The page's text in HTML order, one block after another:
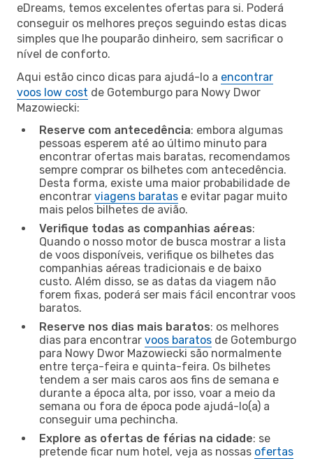
eDreams, temos excelentes ofertas para si. Poderá
conseguir os melhores preços seguindo estas dicas
simples que lhe pouparão dinheiro, sem sacrificar o
nível de conforto.
Aqui estão cinco dicas para ajudá-lo a encontrar
voos low cost de Gotemburgo para Nowy Dwor
Mazowiecki:
Reserve com antecedência: embora algumas
pessoas esperem até ao último minuto para
encontrar ofertas mais baratas, recomendamos
sempre comprar os bilhetes com antecedência.
Desta forma, existe uma maior probabilidade de
encontrar viagens baratas e evitar pagar muito
mais pelos bilhetes de avião.
Verifique todas as companhias aéreas:
Quando o nosso motor de busca mostrar a lista
de voos disponíveis, verifique os bilhetes das
companhias aéreas tradicionais e de baixo
custo. Além disso, se as datas da viagem não
forem fixas, poderá ser mais fácil encontrar voos
baratos.
Reserve nos dias mais baratos: os melhores
dias para encontrar voos baratos de Gotemburgo
para Nowy Dwor Mazowiecki são normalmente
entre terça-feira e quinta-feira. Os bilhetes
tendem a ser mais caros aos fins de semana e
durante a época alta, por isso, voar a meio da
semana ou fora de época pode ajudá-lo(a) a
conseguir uma pechincha.
Explore as ofertas de férias na cidade: se
pretende ficar num hotel, veja as nossas ofertas